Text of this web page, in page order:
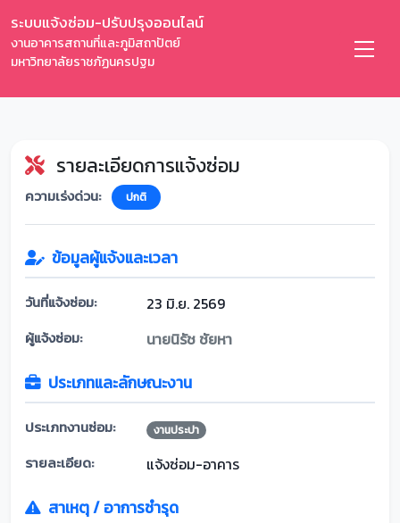
ระบบแจ้งซ่อม-ปรับปรุงออนไลน์
งานอาคารสถานที่และภูมิสถาปัตย์
มหาวิทยาลัยราชภัฏนครปฐม
รายละเอียดการแจ้งซ่อม
ความเร่งด่วน: ปกติ
ข้อมูลผู้แจ้งและเวลา
วันที่แจ้งซ่อม: 23 มิ.ย. 2569
ผู้แจ้งซ่อม: นายนิรัช ชัยหา
ประเภทและลักษณะงาน
ประเภทงานซ่อม: งานประปา
รายละเอียด: แจ้งซ่อม-อาคาร
สาเหตุ / อาการชำรุด